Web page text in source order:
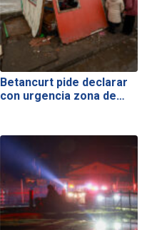
Betancurt pide declarar
con urgencia zona de…